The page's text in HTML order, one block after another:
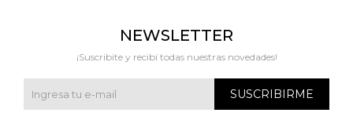
NEWSLETTER
¡Suscribite y recibí todas nuestras novedades!
SUSCRIBIRME